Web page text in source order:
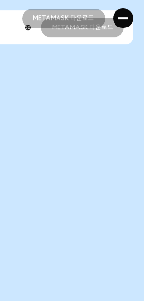
METAMASK 다운로드
METAMASK 다운로드
METAMASK 다운로드